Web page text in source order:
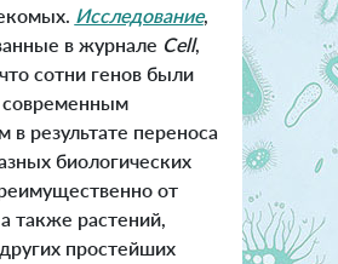
Исследование,
в журнале Cell,
сотни генов были
в результате переноса
биологических
от
также растений,
простейших